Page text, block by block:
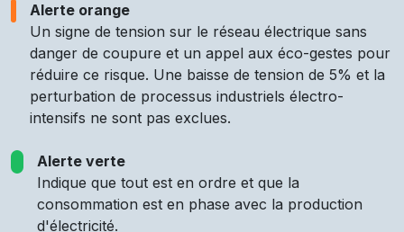
Alerte orange
Un signe de tension sur le réseau électrique sans
danger de coupure et un appel aux éco-gestes pour
réduire ce risque. Une baisse de tension de 5% et la
perturbation de processus industriels électro-
intensifs ne sont pas exclues.
Alerte verte
Indique que tout est en ordre et que la
consommation est en phase avec la production
d'électricité.